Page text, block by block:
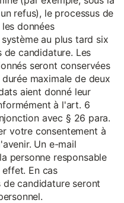
refus), le processus de
données
au plus tard six
de candidature. Les
seront conservées
maximale de deux
aient donné leur
à l'art. 6
avec § 26 para.
votre consentement à
Un e-mail
personne responsable
En cas
candidature seront